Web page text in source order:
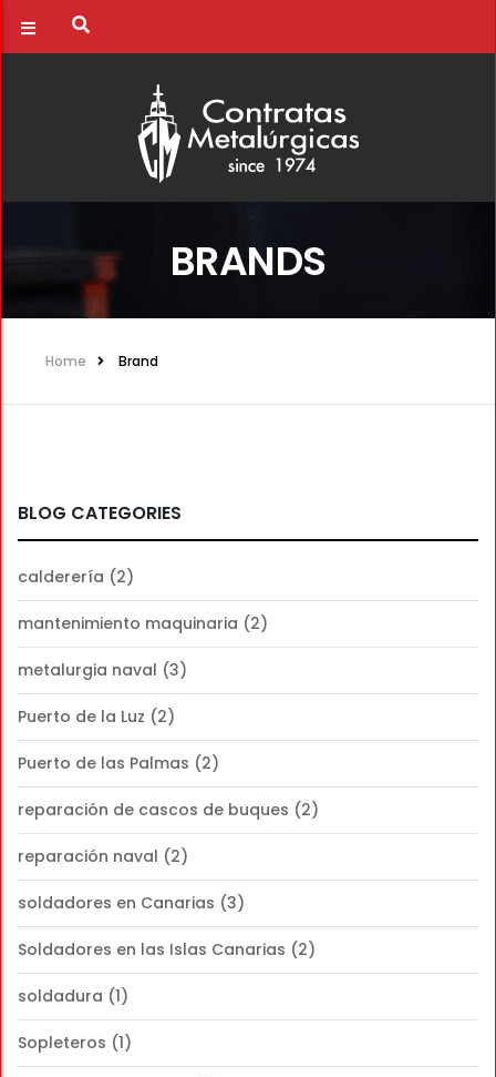
BRANDS
Home Brand
BLOG CATEGORIES
calderería (2)
mantenimiento maquinaria (2)
metalurgia naval (3)
Puerto de la Luz (2)
Puerto de las Palmas (2)
reparación de cascos de buques (2)
reparación naval (2)
soldadores en Canarias (3)
Soldadores en las Islas Canarias (2)
soldadura (1)
Sopleteros (1)